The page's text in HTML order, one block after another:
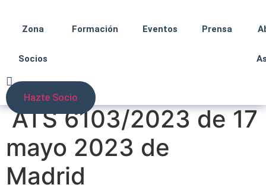
Zona
Socios
Formación Eventos Prensa
Hazte Socio
ATS 6103/2023 de 17
mayo 2023 de
Madrid